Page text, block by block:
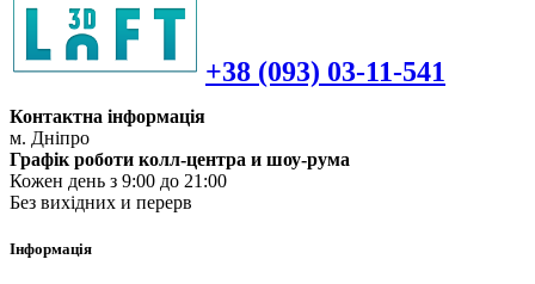
+38 (093) 03-11-541
Контактна інформація
м. Дніпро
Графік роботи колл-центра и шоу-рума
Кожен день з 9:00 до 21:00
Без вихідних и перерв
Інформація